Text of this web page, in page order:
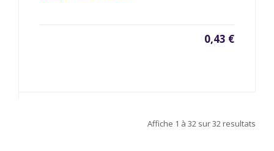
0,43 €
Affiche 1 à 32 sur32 resultats